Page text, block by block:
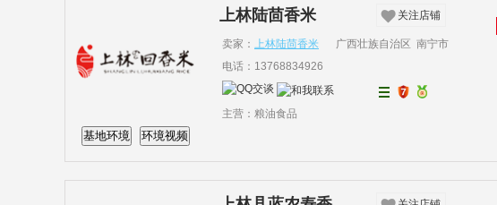
基地环境 环境视频
上林陆茴香米 关注店铺
卖家： 上林陆茴香米
广西壮族自治区 南宁市
电话：13768834926
主营：粮油食品